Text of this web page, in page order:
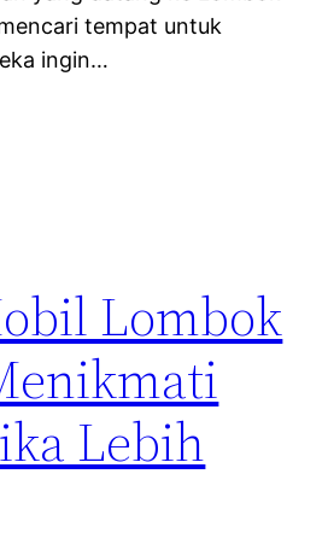
tempat untuk
ingin…
Lombok
Lebih